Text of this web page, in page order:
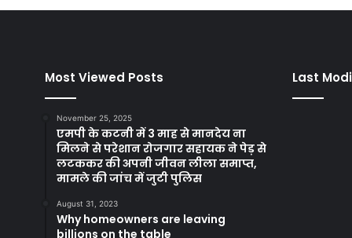
Most Viewed Posts
November 25, 2025
एमपी के कटनी में 3 माह से मानदेय ना
मिलने से परेशान रोजगार सहायक ने पेड़ से
लटककर की अपनी जीवन लीला समाप्त,
मामले की जांच में जुटी पुलिस
August 31, 2023
Why homeowners are leaving
billions on the table
Last